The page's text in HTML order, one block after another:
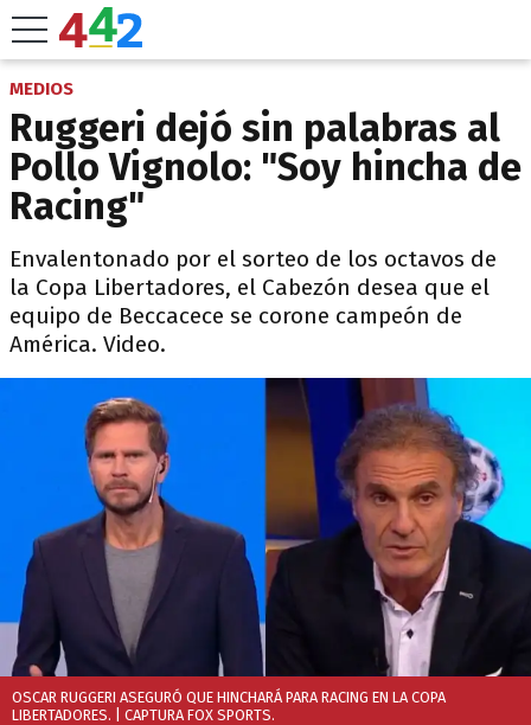
MEDIOS
Ruggeri dejó sin palabras al
Pollo Vignolo: "Soy hincha de
Racing"
Envalentonado por el sorteo de los octavos de
la Copa Libertadores, el Cabezón desea que el
equipo de Beccacece se corone campeón de
América. Video.
OSCAR RUGGERI ASEGURÓ QUE HINCHARÁ PARA RACING EN LA COPA
LIBERTADORES. | CAPTURA FOX SPORTS.